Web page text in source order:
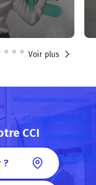
1790 €
Voir plus
CCI
?